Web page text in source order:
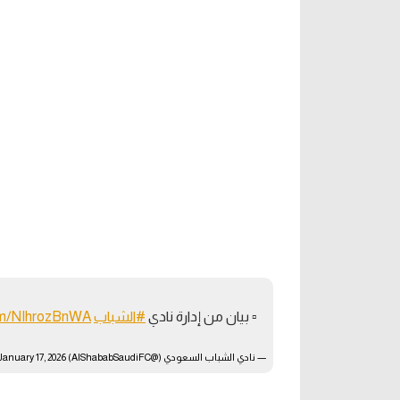
▫️ بيان من إدارة نادي #الشبابNIhrozBnWA
— نادي الشباب السعودي (@AlShababSaudiFC) 17, 2026